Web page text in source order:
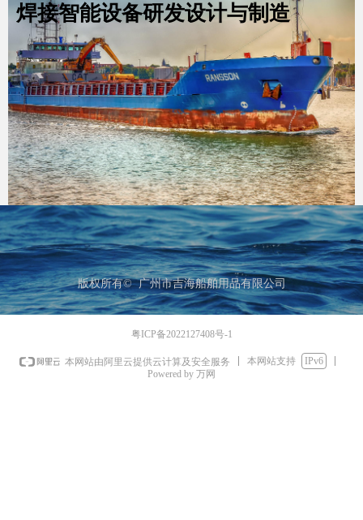
焊接智能设备研发设计与制造
版权所有© 广州市吉海船舶用品有限公司
粤ICP备2022127408号-1
本网站由阿里云提供云计算及安全服务 本网站支持
IPv6
Powered by 万网